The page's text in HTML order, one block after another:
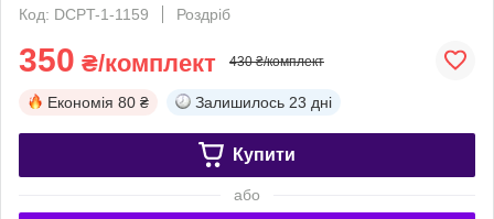
Код: DCPT-1-1159
Роздріб
350 ₴/комплект 430 ₴/комплект
Економія 80 ₴ Залишилось 23 дні
Купити
або